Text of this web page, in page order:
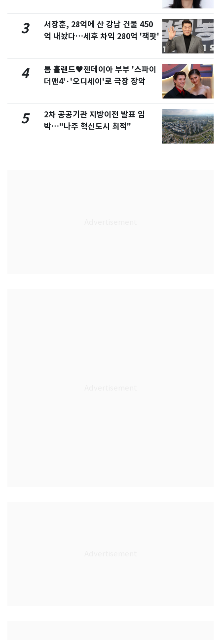
3
서장훈, 28억에 산 강남 건물 450
억 내놨다…세후 차익 280억 '잭팟'
4
톰 홀랜드♥젠데이아 부부 '스파이
더맨4'·'오디세이'로 극장 장악
5
2차 공공기관 지방이전 발표 임
박…"나주 혁신도시 최적"